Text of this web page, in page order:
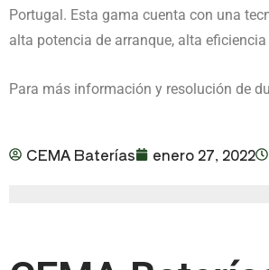
Portugal. Esta gama cuenta con una
alta potencia de arranque, alta
Para más información y resolución de
CEMA Baterías enero 27, 2022